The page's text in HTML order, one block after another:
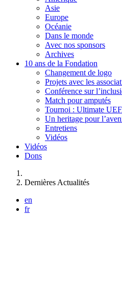
Asie
Europe
Océanie
Dans le monde
Avec nos sponsors
Archives
10 ans de la Fondation
Changement de logo
Projets avec les
Conférence sur
Match pour amputés
Tournoi : Ultimate
Un heritage pour
Entretiens
Vidéos
Vidéos
Dons
Vous êtes ici :
Dernières Actualités
en
fr